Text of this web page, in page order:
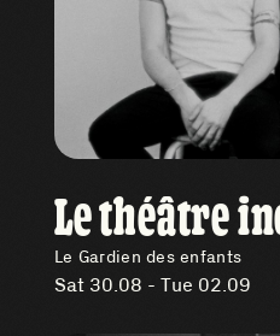
Le théâtre
Le Gardien des enfants
Sat 30.08 - Tue 02.09